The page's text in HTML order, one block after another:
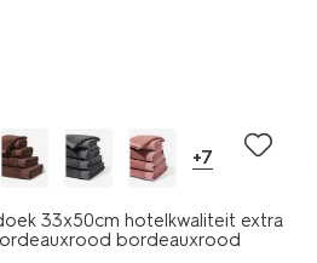
+7
33x50cm hotelkwaliteit extra
bordeauxrood